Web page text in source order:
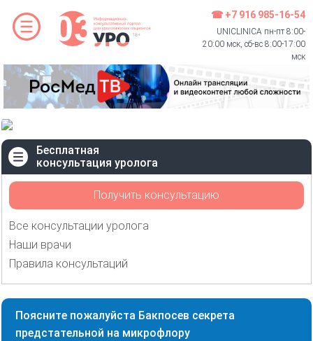
☎ +7 916 985-16-54
UNICLINICA пн-пт 8:00-
20:00 мск, сб-вс 8:00-17:00
мск
Бесплатная
консультация уролога
Получить консультацию
Все консультации уролога
Наши врачи
Правила консультаций
Поясните пожалуйста Бакпосев секрета
предстательной на микрофлору